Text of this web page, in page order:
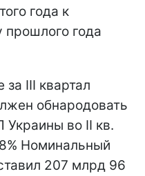
года к
прошлого года
III квартал
обнародовать
во ІІ кв.
Номинальный
207 млрд 96